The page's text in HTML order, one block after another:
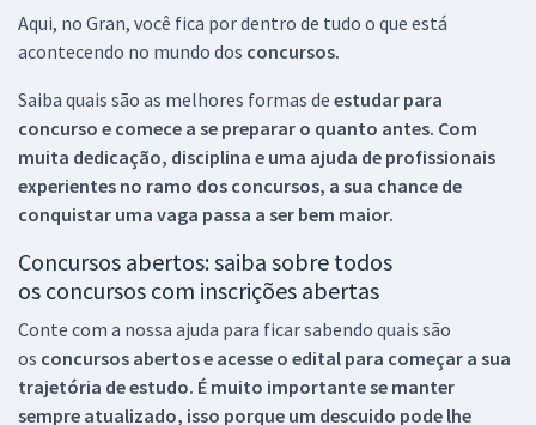
Aqui, no Gran, você fica por dentro de tudo o que está
acontecendo no mundo dos concursos.
Saiba quais são as melhores formas de estudar para
concurso e comece a se preparar o quanto antes. Com
muita dedicação, disciplina e uma ajuda de profissionais
experientes no ramo dos concursos, a sua chance de
conquistar uma vaga passa a ser bem maior.
Concursos abertos: saiba sobre todos
os concursos com inscrições abertas
Conte com a nossa ajuda para ficar sabendo quais são
os concursos abertos e acesse o edital para começar a sua
trajetória de estudo. É muito importante se manter
sempre atualizado, isso porque um descuido pode lhe